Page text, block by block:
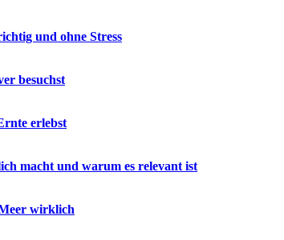
und ohne Stress
besuchst
erlebst
macht und warum es relevant ist
wirklich